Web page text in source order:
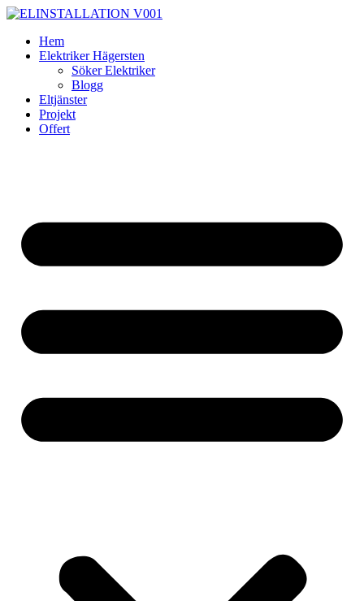
Skip
contentHem
Elektriker Hägersten
Söker Elektriker
Blogg
Eltjänster
Projekt
Offert